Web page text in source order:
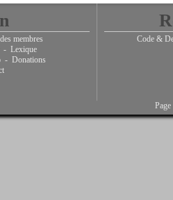
membres
- Lexique
- Donations
Code &